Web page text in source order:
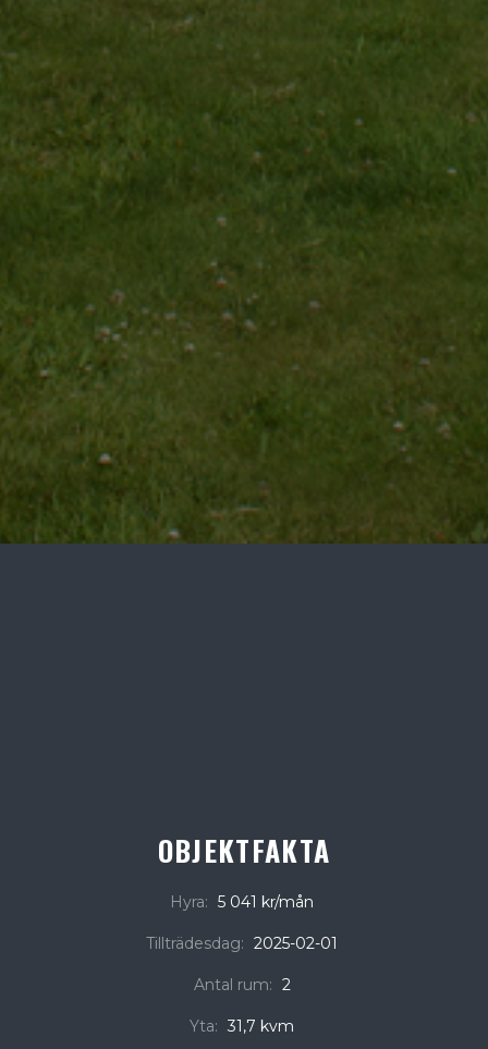
OBJEKTFAKTA
Hyra: 5 041 kr/mån
Tillträdesdag: 2025-02-01
Antal rum: 2
Yta: 31,7 kvm